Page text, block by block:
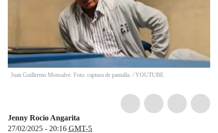
Juan Guillermo Monsalve. Foto: captura de pantalla. / YOUTUBE
Jenny Rocio Angarita
27/02/2025 - 20:16 GMT-5